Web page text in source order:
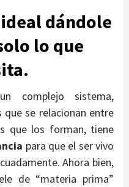
dándole
lo que
complejo sistema,
se relacionan entre
que los forman, tiene
para que el ser vivo
Ahora bien,
de “materia prima”